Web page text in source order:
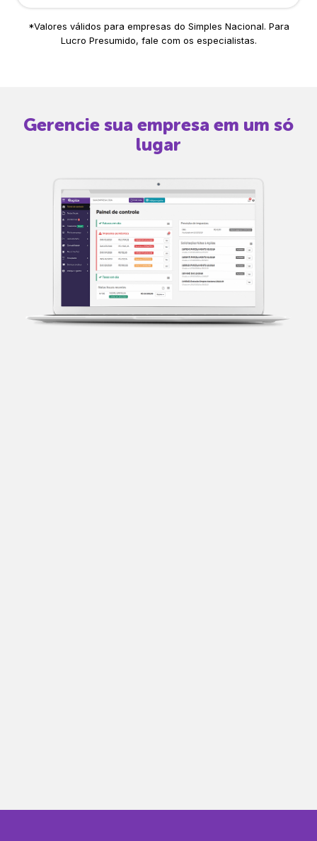
*Valores válidos para empresas do Simples Nacional. Para
Lucro Presumido, fale com os especialistas.
Gerencie sua empresa em um só
lugar